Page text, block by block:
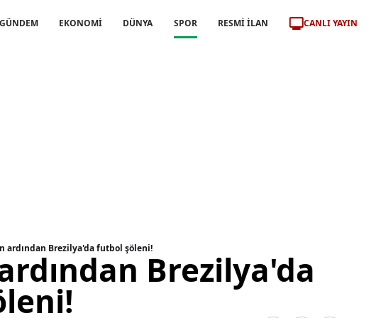
GÜNDEM EKONOMİ DÜNYA SPOR RESMİ İLAN CANLI YAYIN
ardından Brezilya'da futbol şöleni!
Brezilya'da